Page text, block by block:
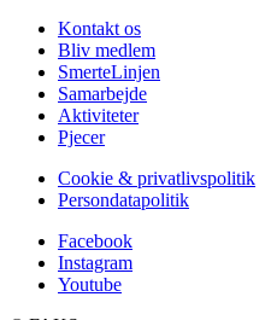
Kontakt os
Bliv medlem
SmerteLinjen
Samarbejde
Aktiviteter
Pjecer
Cookie & privatlivspolitik
Persondatapolitik
Facebook
Instagram
Youtube